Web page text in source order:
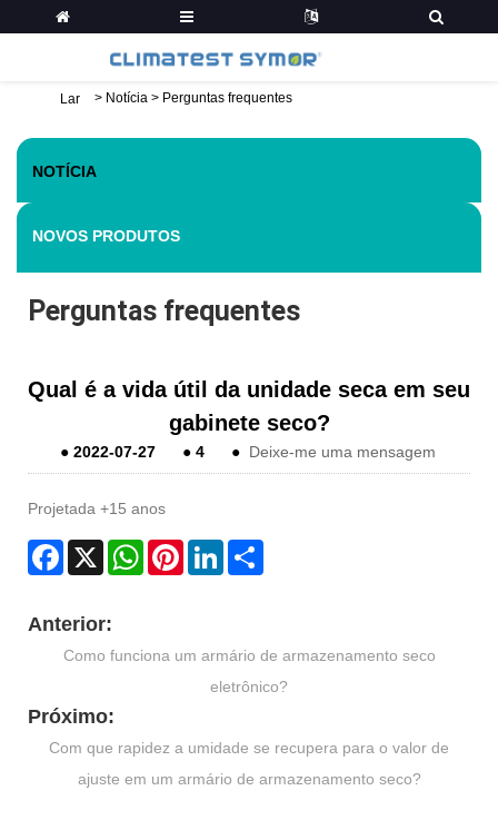
Lar > Notícia > Perguntas frequentes
NOTÍCIA
NOVOS PRODUTOS
Perguntas frequentes
Qual é a vida útil da unidade seca em seu
gabinete seco?
●2022-07-27 ●4 ● Deixe-me uma mensagem
Projetada +15 anos
Facebook
X WhatsAppPinterestLinkedIn
Anterior:
Como funciona um armário de armazenamento seco
eletrônico?
Próximo:
Com que rapidez a umidade se recupera para o valor de
ajuste em um armário de armazenamento seco?